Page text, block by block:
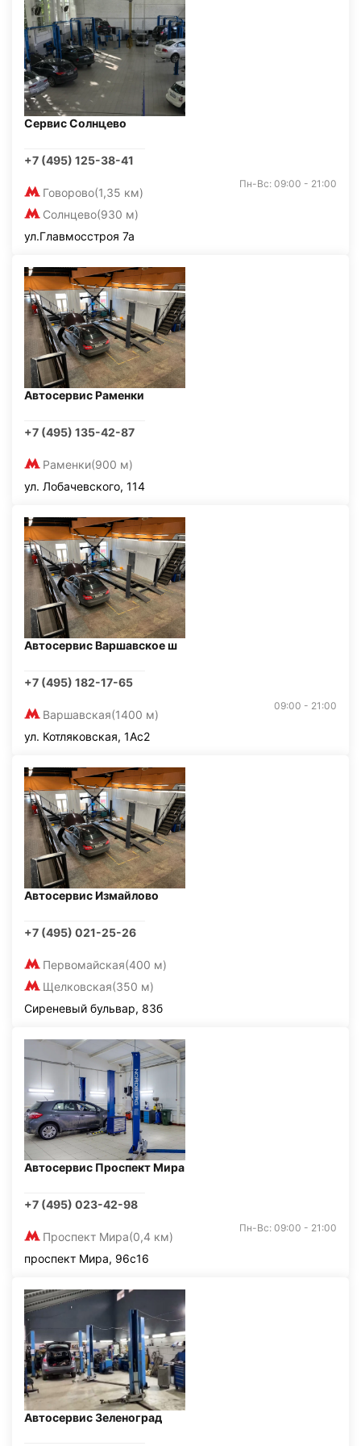
Сервис Солнцево
+7 (495) 125-38-41
Говорово(1,35 км)
Солнцево(930 м)
Пн-Вс: 09:00 - 21:00
ул.Главмосстроя 7а
Автосервис Раменки
+7 (495) 135-42-87
Раменки(900 м)
ул. Лобачевского, 114
Автосервис Варшавское ш
+7 (495) 182-17-65
Варшавская(1400 м)
09:00 - 21:00
ул. Котляковская, 1Ас2
Автосервис Измайлово
+7 (495) 021-25-26
Первомайская(400 м)
Щелковская(350 м)
Сиреневый бульвар, 83б
Автосервис Проспект Мира
+7 (495) 023-42-98
Проспект Мира(0,4 км)
Пн-Вс: 09:00 - 21:00
проспект Мира, 96с16
Автосервис Зеленоград